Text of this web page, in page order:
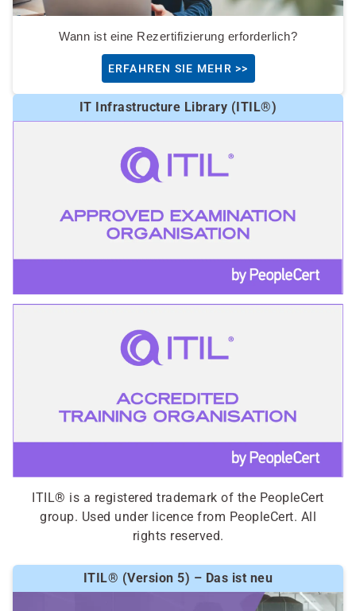
Wann ist eine Rezertifizierung erforderlich?
ERFAHREN SIE MEHR >>
IT Infrastructure Library (ITIL®)
ITIL® is a registered trademark of the PeopleCert
group. Used under licence from PeopleCert. All
rights reserved.
ITIL® (Version 5) – Das ist neu